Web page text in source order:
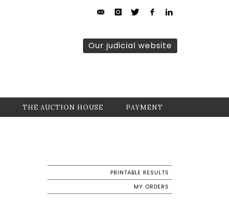
Our judicial website
THE AUCTION HOUSE PAYMENT
PRINTABLE RESULTS
MY ORDERS